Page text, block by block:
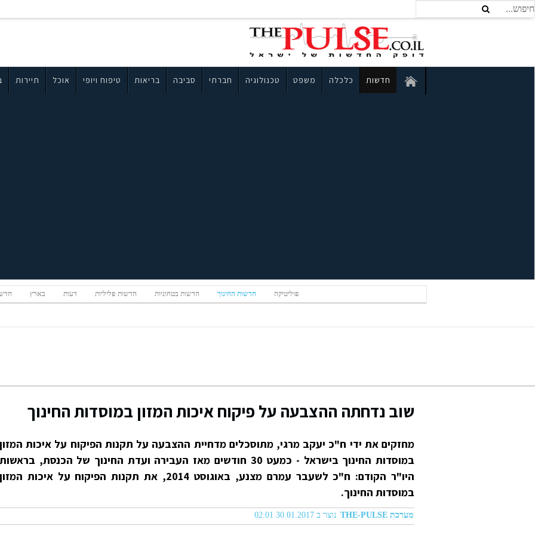
חדשות כלכלה משפט טכנולוגיה חברתי סביבה בריאות טיפוח ויופי אוכל תיירות
פוליטיקה חדשות החינוך חדשות בטחוניות חדשות פליליות דעות בארץ
שוב נדחתה ההצבעה על פיקוח איכות המזון במוסדות החינוך
מחזקים את ידי ח"כ יעקב מרגי, מתוסכלים מדחיית ההצבעה על תקנות הפיקוח על איכות המזון
במוסדות החינוך בישראל - כמעט 30 חודשים מאז העבירה ועדת החינוך של הכנסת, בראשות
היו"ר הקודם: ח"כ לשעבר עמרם מצנע, באוגוסט 2014, את תקנות הפיקוח על איכות המזון
במוסדות החינוך.
מערכת THE-PULSE נוצר ב 30.01.2017 02:01